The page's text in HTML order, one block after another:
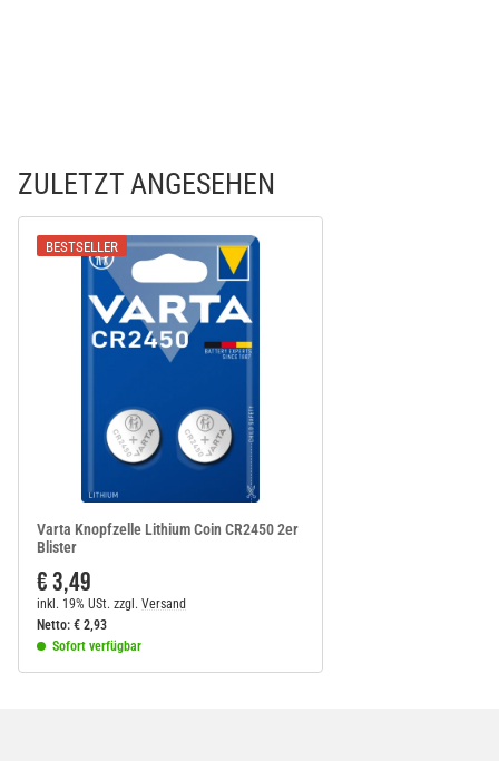
ZULETZT ANGESEHEN
BESTSELLER
Varta Knopfzelle Lithium Coin CR2450 2er
Blister
€ 3,49
inkl. 19% USt. zzgl. Versand
Netto: € 2,93
Sofort verfügbar